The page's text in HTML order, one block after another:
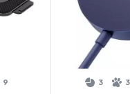
9 3 3